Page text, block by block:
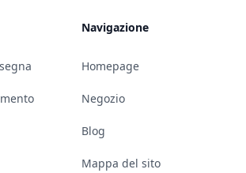
Navigazione
Homepage
Negozio
Blog
Mappa del sito